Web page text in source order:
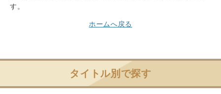
す。
ホームへ戻る
タイトル別で探す